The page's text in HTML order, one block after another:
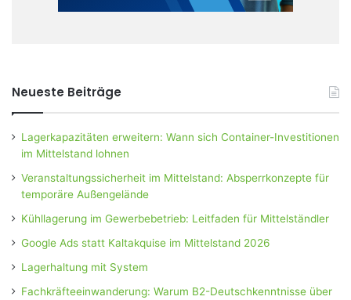
Neueste Beiträge
Lagerkapazitäten erweitern: Wann sich Container-Investitionen
im Mittelstand lohnen
Veranstaltungssicherheit im Mittelstand: Absperrkonzepte für
temporäre Außengelände
Kühllagerung im Gewerbebetrieb: Leitfaden für Mittelständler
Google Ads statt Kaltakquise im Mittelstand 2026
Lagerhaltung mit System
Fachkräfteeinwanderung: Warum B2-Deutschkenntnisse über